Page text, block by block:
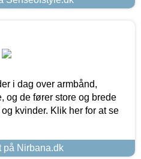
i dag over armbånd,
og de fører store og brede
kvinder. Klik her for at se
på Nirbana.dk